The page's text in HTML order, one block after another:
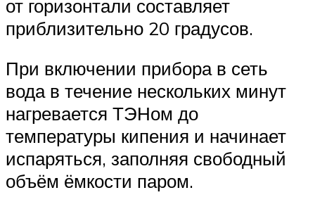
от горизонтали составляет
приблизительно 20 градусов.
При включении прибора в сеть
вода в течение нескольких минут
нагревается ТЭНом до
температуры кипения и начинает
испаряться, заполняя свободный
объём ёмкости паром.